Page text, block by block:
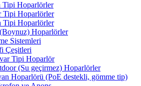
Tipi Hoparlörler
Tipi Hoparlörler
Tipi Hoparlörler
Hoparlörler
Sistemleri
Çeşitleri
Tipi Hoparlör
(Su geçirmez) Hoparlörler
Hoparlörü (PoE destekli, gömme tip)